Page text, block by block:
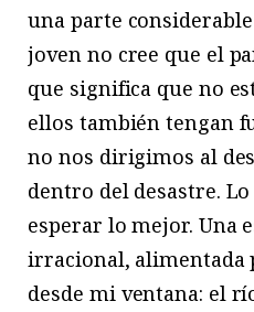
una parte
joven no cree que el
que significa que no
ellos también tengan
no nos dirigimos al
dentro del desastre.
esperar lo mejor. Una
irracional, alimentada
desde mi ventana: el